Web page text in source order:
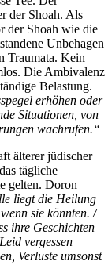
der Shoah. Als
der Shoah wie die
Unbehagen
Traumata. Kein
Die Ambivalenz
Belastung.
erhöhen oder
Situationen, von
wachrufen.“
älterer jüdischer
tägliche
gelten. Doron
liegt die Heilung
sie könnten. /
ihre Geschichten
vergessen
Verluste umsonst